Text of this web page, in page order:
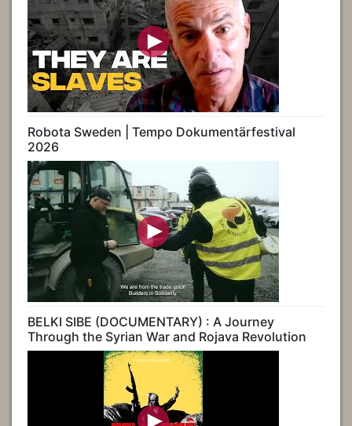
Robota Sweden | Tempo Dokumentärfestival
2026
BELKI SIBE (DOCUMENTARY) : A Journey
Through the Syrian War and Rojava Revolution